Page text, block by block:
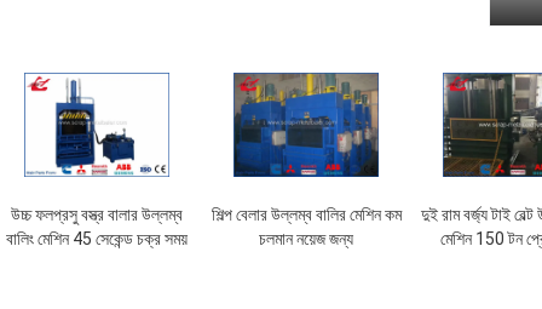
উচ্চ ফলপ্রসু বস্ত্র বালার উল্লম্ব
বালিং মেশিন 45 সেকেন্ড চক্র সময়
শিল্প বেলার উল্লম্ব বালির মেশিন কম
চলমান নয়েজ জন্য
দুই রাম বর্জ্য টাই
মেশিন 150 টন